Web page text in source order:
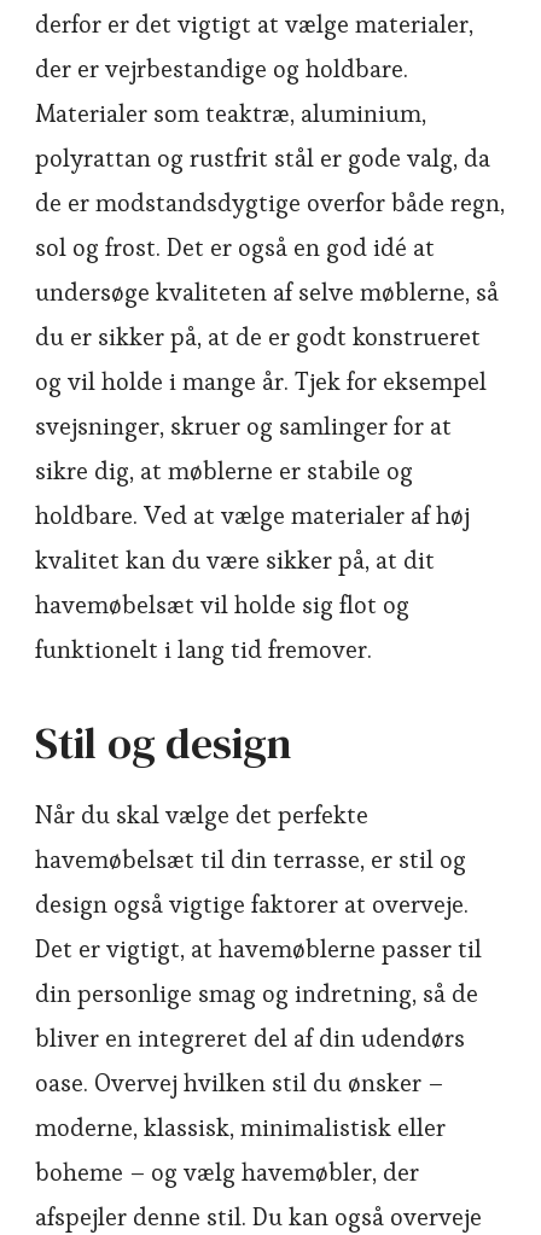
derfor er det vigtigt at vælge materialer,
der er vejrbestandige og holdbare.
Materialer som teaktræ, aluminium,
polyrattan og rustfrit stål er gode valg, da
de er modstandsdygtige overfor både regn,
sol og frost. Det er også en god idé at
undersøge kvaliteten af selve møblerne, så
du er sikker på, at de er godt konstrueret
og vil holde i mange år. Tjek for eksempel
svejsninger, skruer og samlinger for at
sikre dig, at møblerne er stabile og
holdbare. Ved at vælge materialer af høj
kvalitet kan du være sikker på, at dit
havemøbelsæt vil holde sig flot og
funktionelt i lang tid fremover.
Stil og design
Når du skal vælge det perfekte
havemøbelsæt til din terrasse, er stil og
design også vigtige faktorer at overveje.
Det er vigtigt, at havemøblerne passer til
din personlige smag og indretning, så de
bliver en integreret del af din udendørs
oase. Overvej hvilken stil du ønsker –
moderne, klassisk, minimalistisk eller
boheme – og vælg havemøbler, der
afspejler denne stil. Du kan også overveje